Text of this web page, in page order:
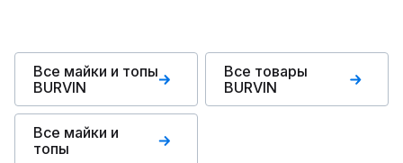
Все майки и топы
BURVIN
Все товары
BURVIN
Все майки и
топы